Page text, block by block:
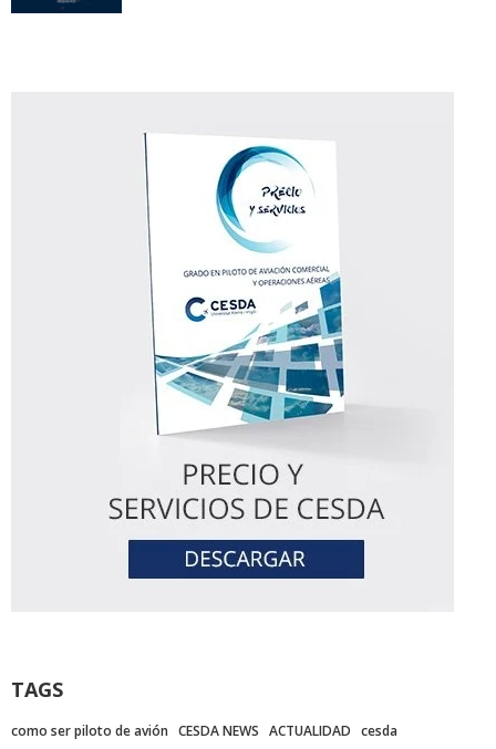
TAGS
como ser piloto de avión CESDA NEWS ACTUALIDAD cesda